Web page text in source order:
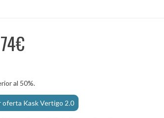
al 50%.
oferta Kask Vertigo 2.0